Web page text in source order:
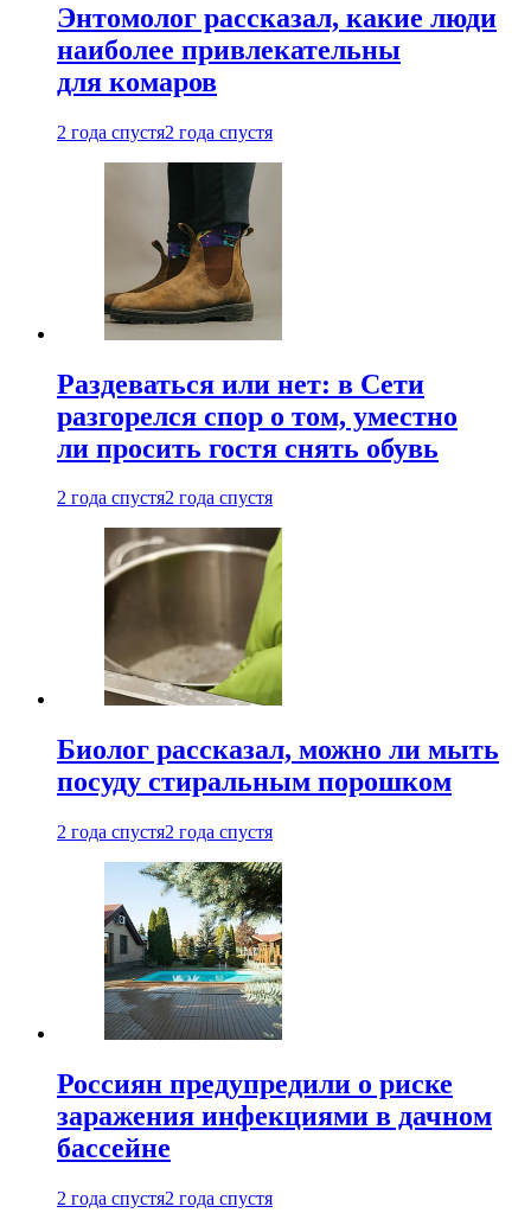
Энтомолог рассказал, какие люди
наиболее привлекательны
для комаров
2 года спустя2 года спустя
Раздеваться или нет: в Сети
разгорелся спор о том, уместно
ли просить гостя снять обувь
2 года спустя2 года спустя
Биолог рассказал, можно ли мыть
посуду стиральным порошком
2 года спустя2 года спустя
Россиян предупредили о риске
заражения инфекциями в дачном
бассейне
2 года спустя2 года спустя